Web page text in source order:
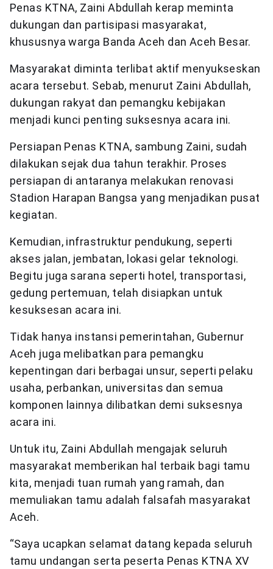
Penas KTNA, Zaini Abdullah kerap meminta
dukungan dan partisipasi masyarakat,
khususnya warga Banda Aceh dan Aceh Besar.
Masyarakat diminta terlibat aktif menyukseskan
acara tersebut. Sebab, menurut Zaini Abdullah,
dukungan rakyat dan pemangku kebijakan
menjadi kunci penting suksesnya acara ini.
Persiapan Penas KTNA, sambung Zaini, sudah
dilakukan sejak dua tahun terakhir. Proses
persiapan di antaranya melakukan renovasi
Stadion Harapan Bangsa yang menjadikan pusat
kegiatan.
Kemudian, infrastruktur pendukung, seperti
akses jalan, jembatan, lokasi gelar teknologi.
Begitu juga sarana seperti hotel, transportasi,
gedung pertemuan, telah disiapkan untuk
kesuksesan acara ini.
Tidak hanya instansi pemerintahan, Gubernur
Aceh juga melibatkan para pemangku
kepentingan dari berbagai unsur, seperti pelaku
usaha, perbankan, universitas dan semua
komponen lainnya dilibatkan demi suksesnya
acara ini.
Untuk itu, Zaini Abdullah mengajak seluruh
masyarakat memberikan hal terbaik bagi tamu
kita, menjadi tuan rumah yang ramah, dan
memuliakan tamu adalah falsafah masyarakat
Aceh.
“Saya ucapkan selamat datang kepada seluruh
tamu undangan serta peserta Penas KTNA XV